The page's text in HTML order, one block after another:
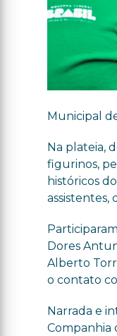
Municipal
Na plateia,
figurinos,
históricos
assistentes,
Dores
Alberto
o contato
Narrada e
Companhia